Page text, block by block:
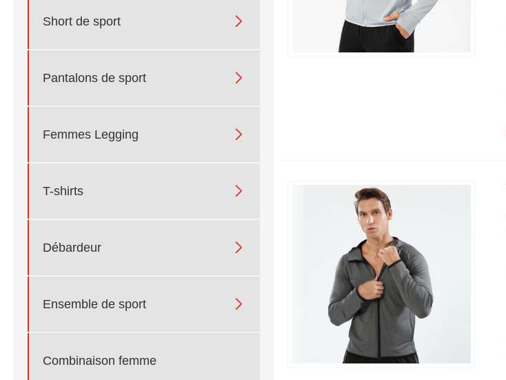
Short de sport 
Pantalons de sport 
Femmes Legging 
T-shirts 
Débardeur 
Ensemble de sport 
Combinaison femme